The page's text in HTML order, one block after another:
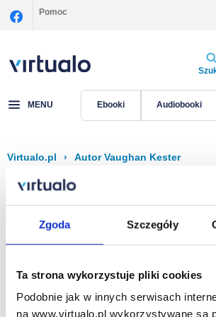
Zgoda Szczegóły
Ta strona wykorzystuje pliki cookies
Podobnie jak w innych serwisach
na www.virtualo.pl wykorzystywane są
Pomoc
MENU Ebooki Audiobooki
Virtualo.pl › Autor Vaughan Kester
Filtruj